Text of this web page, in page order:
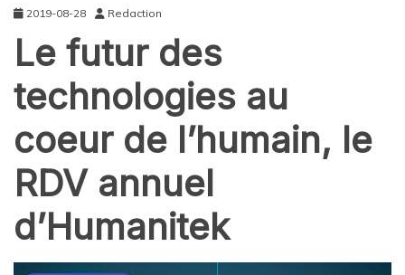
2019-08-28 Redaction
Le futur des
technologies au
coeur de l’humain, le
RDV annuel
d’Humanitek